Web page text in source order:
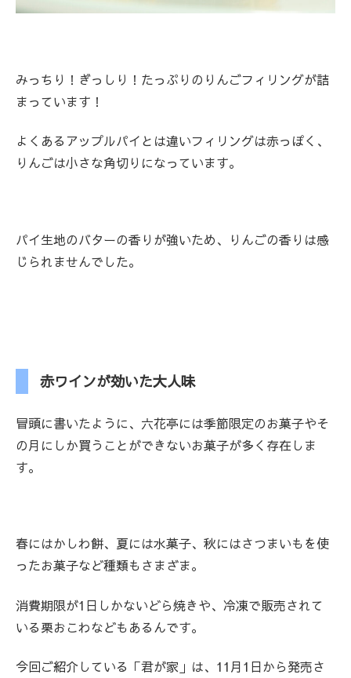
みっちり！ぎっしり！たっぷりのりんごフィリングが詰
まっています！
よくあるアップルパイとは違いフィリングは赤っぽく、
りんごは小さな角切りになっています。
パイ生地のバターの香りが強いため、りんごの香りは感
じられませんでした。
赤ワインが効いた大人味
冒頭に書いたように、六花亭には季節限定のお菓子やそ
の月にしか買うことができないお菓子が多く存在しま
す。
春にはかしわ餅、夏には水菓子、秋にはさつまいもを使
ったお菓子など種類もさまざま。
消費期限が1日しかないどら焼きや、冷凍で販売されて
いる栗おこわなどもあるんです。
今回ご紹介している「君が家」は、11月1日から発売さ